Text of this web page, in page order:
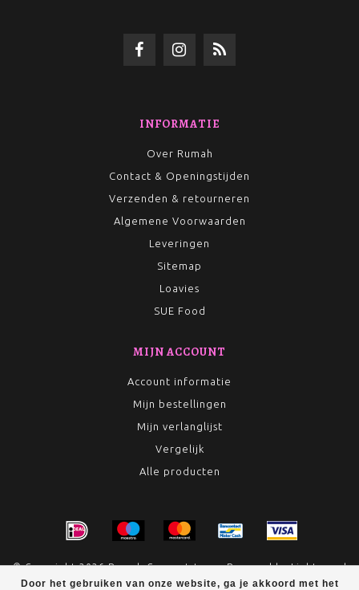
Door het gebruiken van onze website, ga je akkoord met het
INFORMATIE
Over Rumah
Contact & Openingstijden
Verzenden & retourneren
Algemene Voorwaarden
Leveringen
Sitemap
Loavies
SUE Food
MIJN ACCOUNT
Account informatie
Mijn bestellingen
Mijn verlanglijst
Vergelijk
Alle producten
© Copyright 2026 Rumah Conceptstore - Powered byLightspeed
- Theme by Dyvelopment